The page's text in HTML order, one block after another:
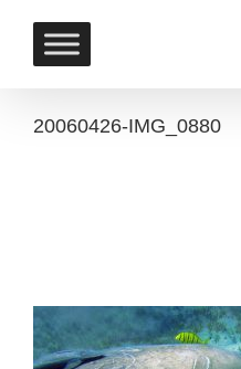
content
20060426-IMG_0880